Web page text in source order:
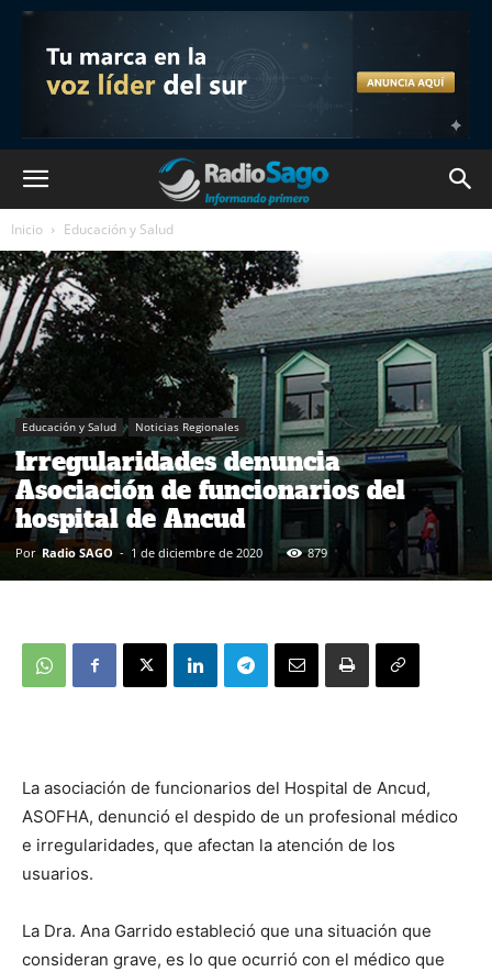
Inicio Educación y Salud
Educación y Salud Noticias Regionales
Irregularidades denuncia
Asociación de funcionarios del
hospital de Ancud
Por Radio SAGO - 1 de diciembre de 2020 879
La asociación de funcionarios del Hospital de Ancud,
ASOFHA, denunció el despido de un profesional médico
e irregularidades, que afectan la atención de los
usuarios.
La Dra. Ana Garrido estableció que una situación que
consideran grave, es lo que ocurrió con el médico que